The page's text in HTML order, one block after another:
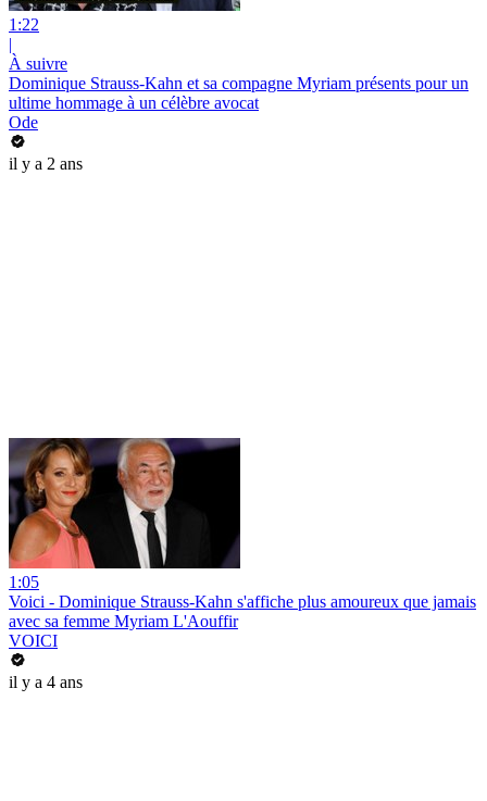
1:22
|
À suivre
Dominique Strauss-Kahn et sa compagne Myriam présents pour un
ultime hommage à un célèbre avocat
Ode
il y a 2 ans
1:05
Voici - Dominique Strauss-Kahn s'affiche plus amoureux que jamais
avec sa femme Myriam L'Aouffir
VOICI
il y a 4 ans